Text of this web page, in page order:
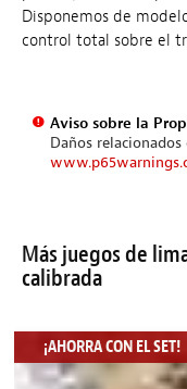
Disponemos de
control total sobre el
Aviso sobre la
Daños
Más juegos de
calibrada
¡AHORRA CON EL SET!